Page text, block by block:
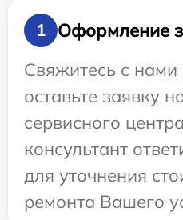
1
Оформление
Свяжитесь с
оставьте заявку
сервисного
консультант
для уточнения
ремонта Вашего